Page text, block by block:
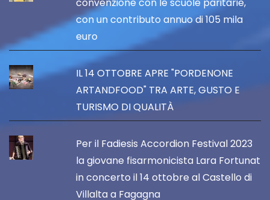
con un contributo annuo di 105 mila
euro
IL 14 OTTOBRE APRE "PORDENONE
ARTANDFOOD" TRA ARTE, GUSTO E
TURISMO DI QUALITÀ
Per il Fadiesis Accordion Festival 2023
la giovane fisarmonicista Lara Fortunat
in concerto il 14 ottobre al Castello di
Villalta a Fagagna